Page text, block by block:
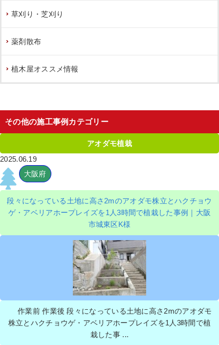
草刈り・芝刈り
薬剤散布
植木屋オススメ情報
その他の施工事例カテゴリー
アオダモ植栽
2025.06.19
大阪府
段々になっている土地に高さ2mのアオダモ株立とハクチョウ
ゲ・アベリアホープレイズを1人3時間で植栽した事例｜大阪
市城東区K様
作業前 作業後 段々になっている土地に高さ2mのアオダモ
株立とハクチョウゲ・アベリアホープレイズを1人3時間で植
栽した事 ...